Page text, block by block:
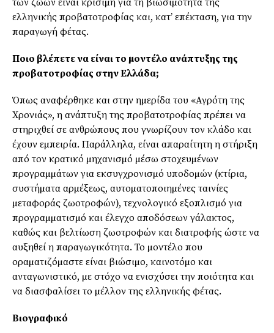
των ζώων είναι κρίσιµη για τη βιωσιµότητα της
ελληνικής προβατοτροφίας και, κατ’ επέκταση, για την
παραγωγή φέτας.
Ποιο βλέπετε να είναι το µοντέλο ανάπτυξης της
προβατοτροφίας στην Ελλάδα;
Όπως αναφέρθηκε και στην ηµερίδα του «Αγρότη της
Χρονιάς», η ανάπτυξη της προβατοτροφίας πρέπει να
στηριχθεί σε ανθρώπους που γνωρίζουν τον κλάδο και
έχουν εµπειρία. Παράλληλα, είναι απαραίτητη η στήριξη
από τον κρατικό µηχανισµό µέσω στοχευµένων
προγραµµάτων για εκσυγχρονισµό υποδοµών (κτίρια,
συστήµατα αρµέξεως, αυτοµατοποιηµένες ταινίες
µεταφοράς ζωοτροφών), τεχνολογικό εξοπλισµό για
προγραµµατισµό και έλεγχο αποδόσεων γάλακτος,
καθώς και βελτίωση ζωοτροφών και διατροφής ώστε να
αυξηθεί η παραγωγικότητα. Το µοντέλο που
οραµατιζόµαστε είναι βιώσιµο, καινοτόµο και
ανταγωνιστικό, µε στόχο να ενισχύσει την ποιότητα και
να διασφαλίσει το µέλλον της ελληνικής φέτας.
Βιογραφικό